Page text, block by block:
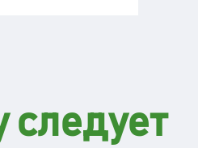
следует